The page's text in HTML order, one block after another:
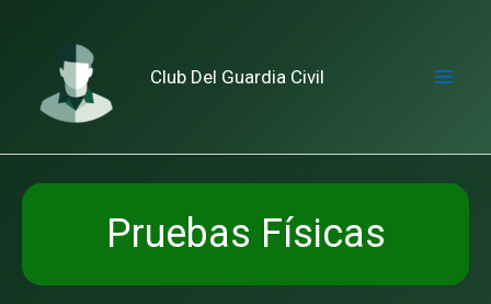
contenido
Club Del Guardia Civil
Pruebas Físicas